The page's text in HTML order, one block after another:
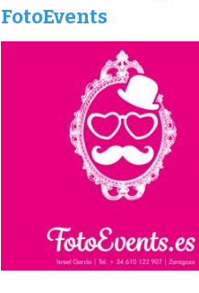
FotoEvents